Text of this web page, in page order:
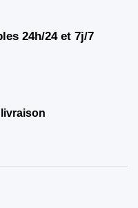
24h/24 et 7j/7
livraison